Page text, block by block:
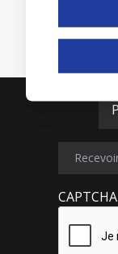
CAPTCHA